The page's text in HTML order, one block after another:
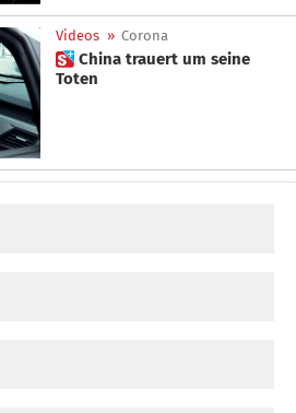
Videos » Corona
 China trauert um seine
Toten